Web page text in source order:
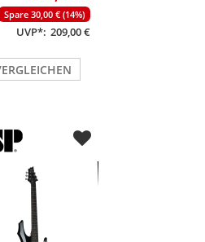
Spare 30,00 € (14%)
UVP*: 209,00 €